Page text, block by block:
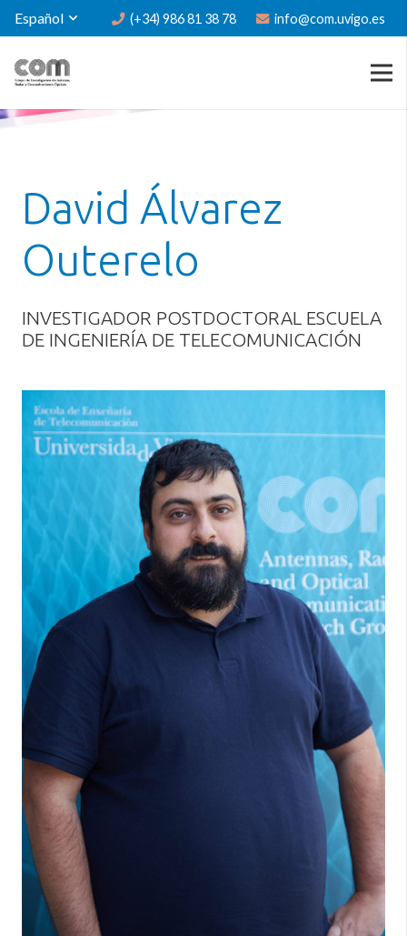
Español (+34) 986 81 38 78 info@com.uvigo.es
David Álvarez
Outerelo
INVESTIGADOR POSTDOCTORAL ESCUELA
DE INGENIERÍA DE TELECOMUNICACIÓN